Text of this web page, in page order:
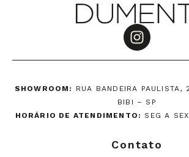
SHOWROOM:
RUA BANDEIRA PAULISTA,
BIBI – SP
HORÁRIO DE ATENDIMENTO: SEG A
Contato